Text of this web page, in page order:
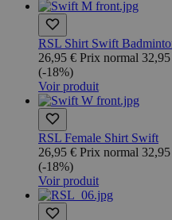
RSL Shirt Swift
26,95 € Prix normal
(-18%)
Voir produit
RSL Female Shirt Swift
26,95 € Prix normal
(-18%)
Voir produit